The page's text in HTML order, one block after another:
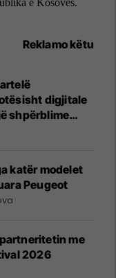
Reklamo këtu
digjitale
shpërblime
katër modelet
Peugeot
me
2026